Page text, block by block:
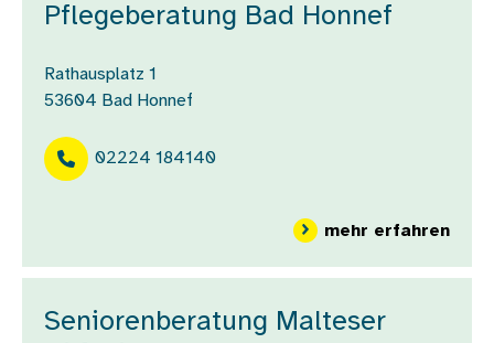
Pflegeberatung Bad Honnef
Rathausplatz 1
53604 Bad Honnef
02224 184140
mehr erfahrenüber
Seniorenberatung Malteser